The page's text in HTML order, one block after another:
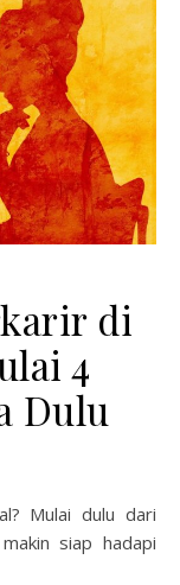
di
4
Dulu
siap hadapi